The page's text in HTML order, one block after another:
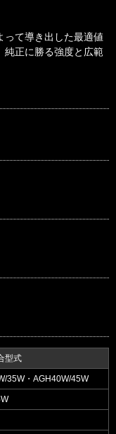
って導き出した最適値
純正に勝る強度と広範
型式
35W・AGH40W/45W